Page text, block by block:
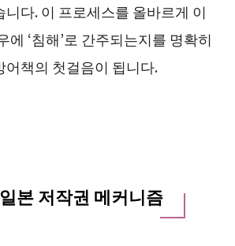
다. 이 프로세스를 올바르게 이
에 ‘침해’로 간주되는지를 명확히
어책의 첫걸음이 됩니다.
본 저작권 메커니즘